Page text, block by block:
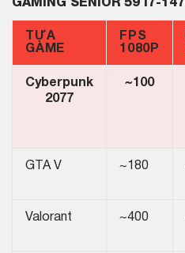
GAMING SENIOR 59 i7-
TỰA
GAME
FPS
1080P
Cyberpunk
2077
~100
GTA V ~180
Valorant ~400